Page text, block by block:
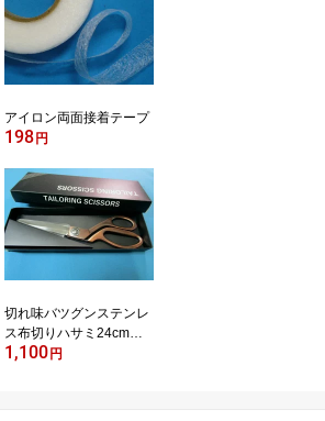
アイロン両面接着テープ
198 円
切れ味バツグンステンレ
ス布切りハサミ24cm
（標準サイズ）
1,100 円